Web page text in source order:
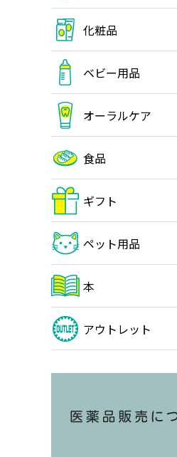
化粧品
ベビー用品
オーラルケア
食品
ギフト
ペット用品
本
アウトレット